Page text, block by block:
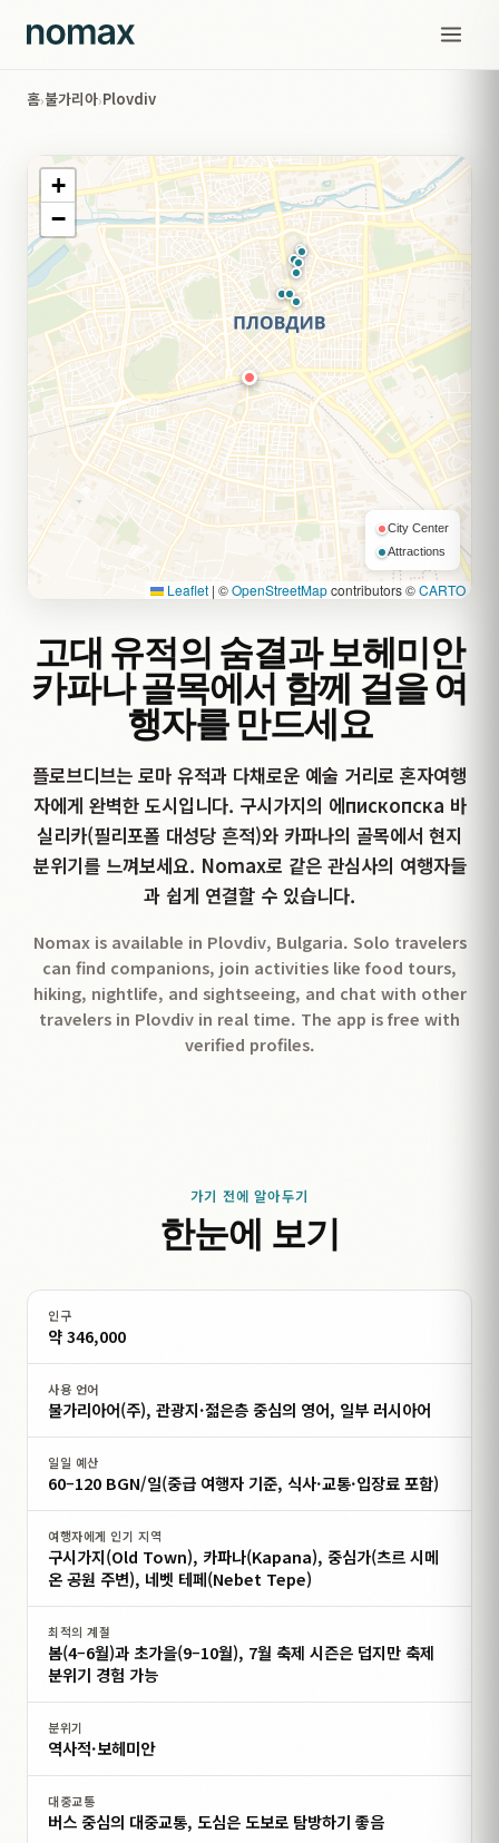
홈›불가리아›Plovdiv
고대 유적의 숨결과 보헤미안
카파나 골목에서 함께 걸을 여
행자를 만드세요
플로브디브는 로마 유적과 다채로운 예술 거리로 혼자여행
자에게 완벽한 도시입니다. 구시가지의 에пископска 바
실리카(필리포폴 대성당 흔적)와 카파나의 골목에서 현지
분위기를 느껴보세요. Nomax로 같은 관심사의 여행자들
과 쉽게 연결할 수 있습니다.
Nomax is available in Plovdiv, Bulgaria. Solo travelers
can find companions, join activities like food tours,
hiking, nightlife, and sightseeing, and chat with other
travelers in Plovdiv in real time. The app is free with
verified profiles.
+
−
City Center
Attractions
Leaflet | ©OpenStreetMapcontributors ©CARTO
가기 전에 알아두기
한눈에 보기
인구
약 346,000
사용 언어
불가리아어(주), 관광지·젊은층 중심의 영어, 일부 러시아어
일일 예산
60–120 BGN/일(중급 여행자 기준, 식사·교통·입장료 포함)
여행자에게 인기 지역
구시가지(Old Town), 카파나(Kapana), 중심가(츠르 시메
온 공원 주변), 네벳 테페(Nebet Tepe)
최적의 계절
봄(4–6월)과 초가을(9–10월), 7월 축제 시즌은 덥지만 축제
분위기 경험 가능
분위기
역사적·보헤미안
대중교통
버스 중심의 대중교통, 도심은 도보로 탐방하기 좋음